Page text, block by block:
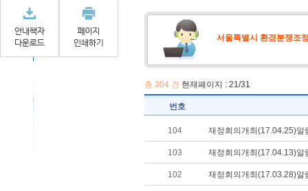
서울특별시 환경분쟁조
총 304 건 현재페이지 : 21/31
번호
104 재정회의개최(17.04.25)알
103 재정회의개최(17.04.13)알
102 재정회의개최(17.03.28)알